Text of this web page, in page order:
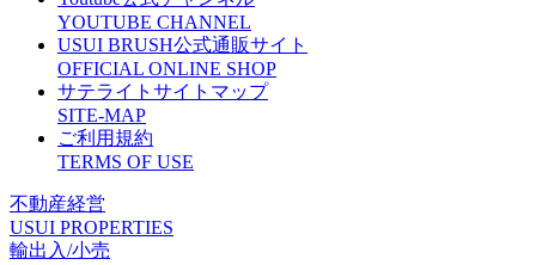
YOUTUBE CHANNEL
USUI BRUSH公式通販サイト
OFFICIAL ONLINE SHOP
サテライトサイトマップ
SITE-MAP
ご利用規約
TERMS OF USE
不動産経営
USUI PROPERTIES
輸出入/小売